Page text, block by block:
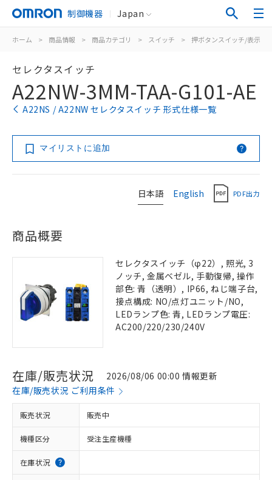
制御機器 Japan
ホーム > 商品情報 > 商品カテゴリ > スイッチ > 押ボタンスイッチ/表示灯
セレクタスイッチ
A22NW-3MM-TAA-G101-AE
A22NS / A22NW セレクタスイッチ 形式仕様一覧
マイリストに追加
日本語 English PDF出力
商品概要
セレクタスイッチ（φ22）, 照光, 3
ノッチ, 金属ベゼル, 手動復帰, 操作
部色: 青（透明）, IP66, ねじ端子台,
接点構成: NO/点灯ユニット/NO,
LEDランプ色: 青, LEDランプ電圧:
AC200/220/230/240V
在庫/販売状況
2026/08/06 00:00 情報更新
在庫/販売状況 ご利用条件
販売状況 販売中
機種区分 受注生産機種
在庫状況